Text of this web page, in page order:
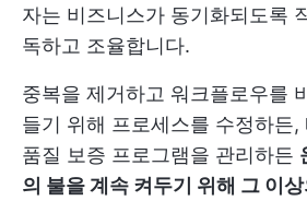
자는 비즈니스가 동기화되도록
독하고 조율합니다.
중복을 제거하고 워크플로우를
들기 위해 프로세스를 수정하든,
품질 보증 프로그램을 관리하든
의 불을 계속 켜두기 위해 그 이